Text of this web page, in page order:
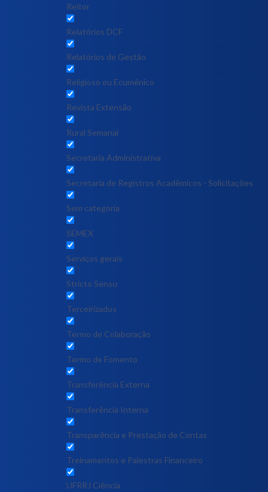
Reitor
Relatórios DCF
Relatórios de Gestão
Religioso ou Ecumênico
Revista Extensão
Rural Semanal
Secretaria Administrativa
Secretaria de Registros Acadêmicos - Solicitações
Sem categoria
SEMEX
Serviços gerais
Stricto Sensu
Terceirizados
Termo de Colaboração
Termo de Fomento
Transferência Externa
Transferência Interna
Transparência e Prestação de Contas
Treinamentos e Palestras Financeiro
UFRRJ Ciência